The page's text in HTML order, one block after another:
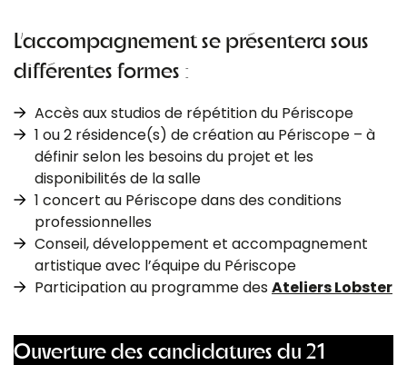
L’accompagnement se présentera sous
différentes formes :
Accès aux studios de répétition du Périscope
1 ou 2 résidence(s) de création au Périscope – à
définir selon les besoins du projet et les
disponibilités de la salle
1 concert au Périscope dans des conditions
professionnelles
Conseil, développement et accompagnement
artistique avec l’équipe du Périscope
Participation au programme desAteliers Lobster
Ouverture des candidatures du 21